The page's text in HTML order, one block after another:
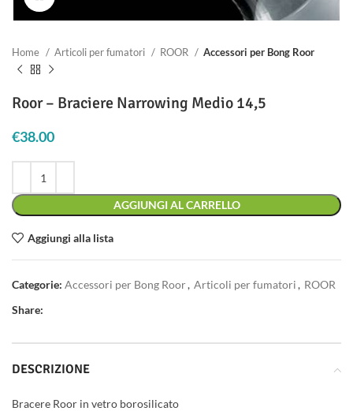
Home Articoli per fumatori ROOR Accessori per Bong Roor
Roor – Braciere Narrowing Medio 14,5
€38.00
AGGIUNGI AL CARRELLO
Aggiungi alla lista
Categorie: Accessori per Bong Roor, Articoli per fumatori, ROOR
Share:
DESCRIZIONE
Bracere Roor in vetro borosilicato